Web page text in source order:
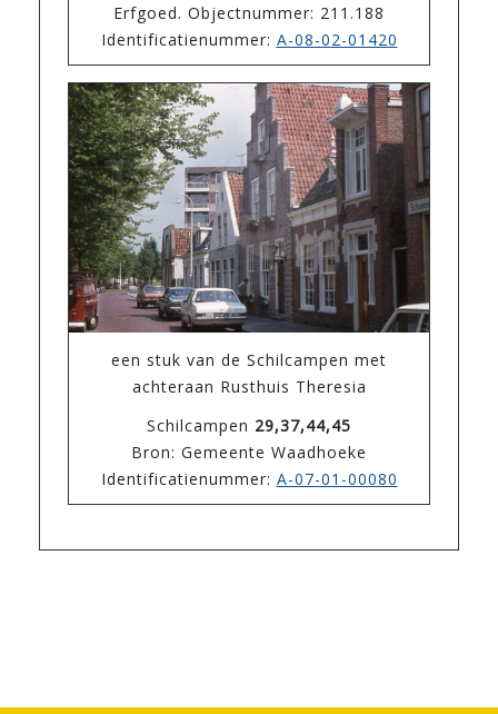
Erfgoed. Objectnummer: 211.188
Identificatienummer: A-08-02-01420
een stuk van de Schilcampen met
achteraan Rusthuis Theresia
Schilcampen 29,37,44,45
Bron: Gemeente Waadhoeke
Identificatienummer: A-07-01-00080